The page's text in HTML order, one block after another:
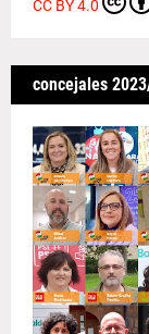
CC BY 4.0
concejales